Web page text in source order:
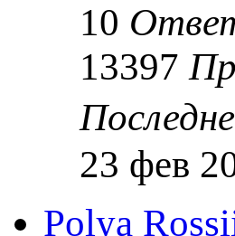
10
13397
23 фев
Polya